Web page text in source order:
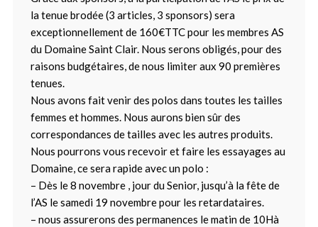
la tenue brodée (3 articles, 3 sponsors) sera
exceptionnellement de 160€TTC pour les membres AS
du Domaine Saint Clair. Nous serons obligés, pour des
raisons budgétaires, de nous limiter aux 90 premières
tenues.
Nous avons fait venir des polos dans toutes les tailles
femmes et hommes. Nous aurons bien sûr des
correspondances de tailles avec les autres produits.
Nous pourrons vous recevoir et faire les essayages au
Domaine, ce sera rapide avec un polo :
– Dès le 8 novembre , jour du Senior, jusqu’à la fête de
l’AS le samedi 19 novembre pour les retardataires.
– nous assurerons des permanences le matin de 10Hà